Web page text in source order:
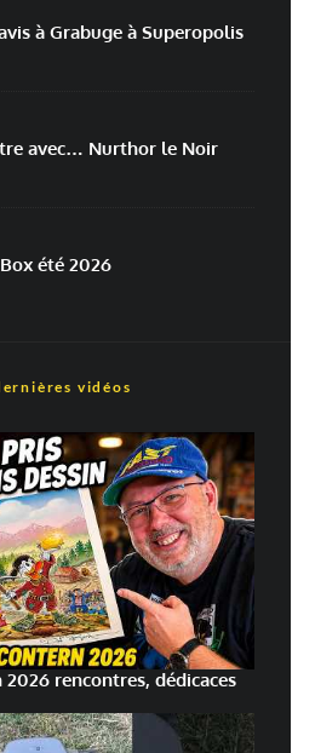
commentaires par e-mail.
articles par e-mail.
à Grabuge à Superopolis
avec… Nurthor le Noir
été 2026
vidéos
rencontres, dédicaces